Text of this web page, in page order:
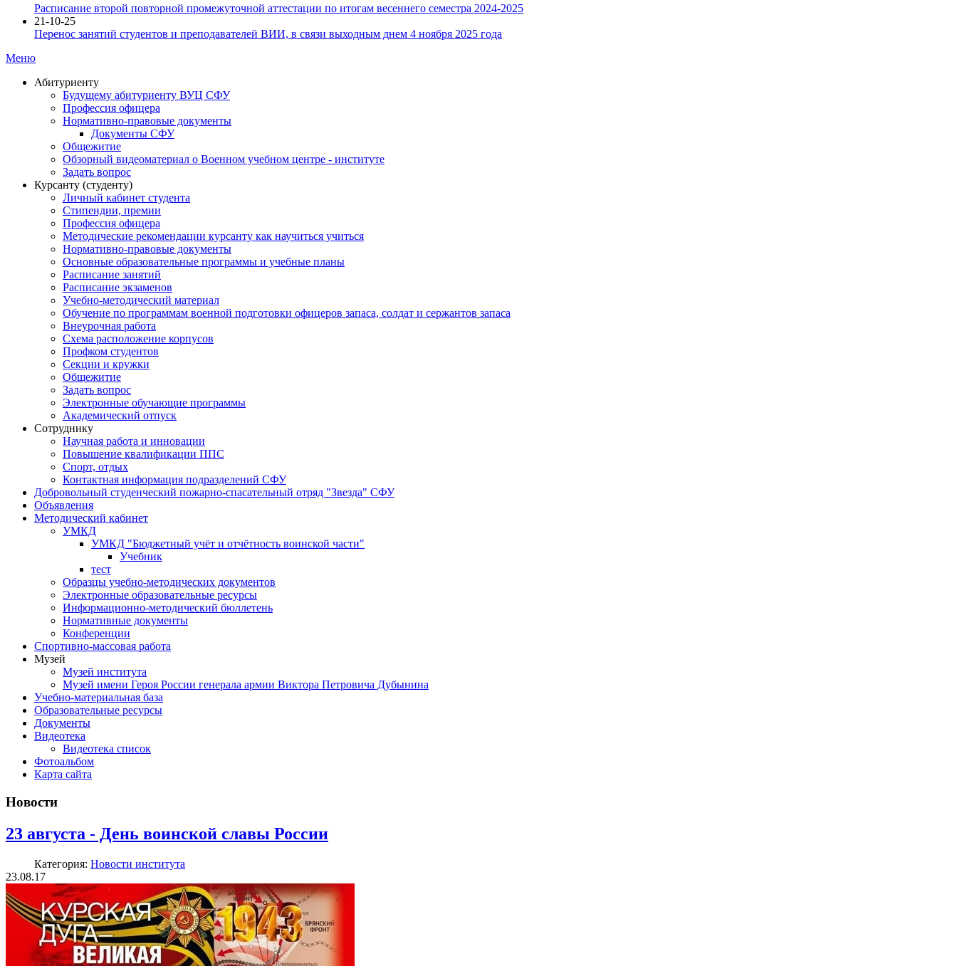
Расписание второй повторной промежуточной аттестации по итогам весеннего семестра 2024-2025
21-10-25
Перенос занятий студентов и преподавателей ВИИ, в связи выходным днем 4 ноября 2025 года
Меню
Абитуриенту
Будущему абитуриенту ВУЦ СФУ
Профессия офицера
Нормативно-правовые документы
Документы СФУ
Общежитие
Обзорный видеоматериал о Военном учебном центре - институте
Задать вопрос
Курсанту (студенту)
Личный кабинет студента
Стипендии, премии
Профессия офицера
Методические рекомендации курсанту как научиться учиться
Нормативно-правовые документы
Основные образовательные программы и учебные планы
Расписание занятий
Расписание экзаменов
Учебно-методический материал
Обучение по программам военной подготовки офицеров запаса, солдат и сержантов запаса
Внеурочная работа
Схема расположение корпусов
Профком студентов
Секции и кружки
Общежитие
Задать вопрос
Электронные обучающие программы
Академический отпуск
Сотруднику
Научная работа и инновации
Повышение квалификации ППС
Спорт, отдых
Контактная информация подразделений СФУ
Добровольный студенческий пожарно-спасательный отряд "Звезда" СФУ
Объявления
Методический кабинет
УМКД
УМКД "Бюджетный учёт и отчётность воинской части"
Учебник
тест
Образцы учебно-методических документов
Электронные образовательные ресурсы
Информационно-методический бюллетень
Нормативные документы
Конференции
Спортивно-массовая работа
Музей
Музей института
Музей имени Героя России генерала армии Виктора Петровича Дубынина
Учебно-материальная база
Образовательные ресурсы
Документы
Видеотека
Видеотека список
Фотоальбом
Карта сайта
Новости
23 августа - День воинской славы России
Категория: Новости института
23.08.17